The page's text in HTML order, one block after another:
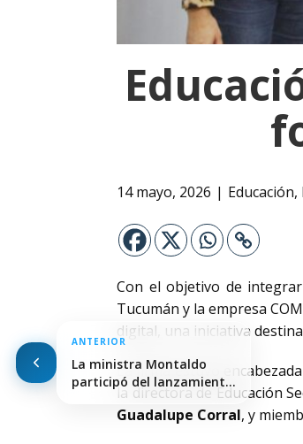
14 mayo, 2026 Educación,
Con el objetivo de
Tucumán y la empresa
digital, una iniciativa
La firma estuvo
la directora de Educación
Guadalupe Corral, y
ANTERIOR
La ministra Montaldo
participó del lanzamiento